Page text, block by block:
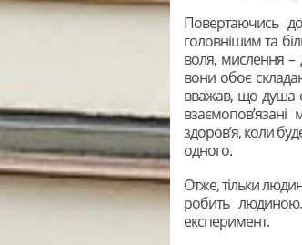
Повертаючись
головнішим та
воля, мислення –
вони обоє
вважав, що душа
здоров’я, коли
одного.
Отже, тільки
робить
експеримент.